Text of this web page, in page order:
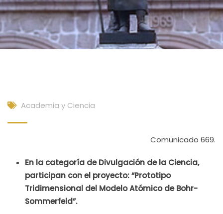
Academia y Ciencia
Comunicado 669.
En la categoría de Divulgación de la Ciencia,
participan con el proyecto: “Prototipo
Tridimensional del Modelo Atómico de Bohr-
Sommerfeld”.